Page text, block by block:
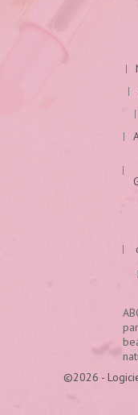
©2026 -